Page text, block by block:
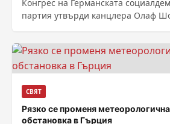
Конгрес на Германската
партия утвърди канцлера Олаф
СВЯТ
Рязко се променя
обстановка в Гърция